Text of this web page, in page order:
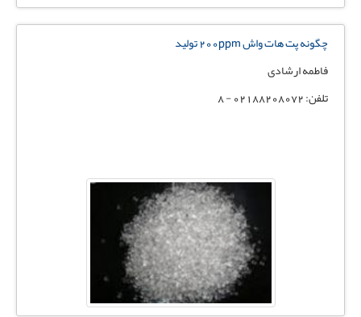
چگونه پت هات واش 200ppm تولید
فاطمه ارشادی
تلفن: 02188208072 - 8